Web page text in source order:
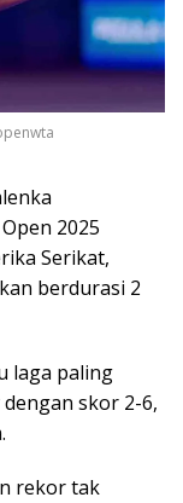
2025
Serikat,
berdurasi 2
laga paling
skor 2-6,
rekor tak